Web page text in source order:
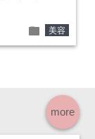
folder 美容
more